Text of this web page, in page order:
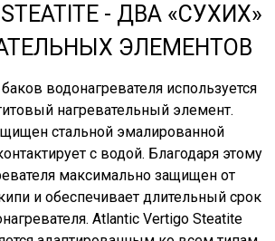
STEATITE - ДВА «СУХИХ»
ЭЛЕМЕНТОВ
водонагревателя используется
нагревательный элемент.
стальной эмалированной
с водой. Благодаря этому
максимально защищен от
и обеспечивает длительный срок
Atlantic Vertigo Steatite